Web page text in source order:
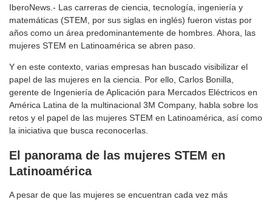
IberoNews.- Las carreras de ciencia, tecnología, ingeniería y
matemáticas (STEM, por sus siglas en inglés) fueron vistas por
años como un área predominantemente de hombres. Ahora, las
mujeres STEM en Latinoamérica se abren paso.
Y en este contexto, varias empresas han buscado visibilizar el
papel de las mujeres en la ciencia. Por ello, Carlos Bonilla,
gerente de Ingeniería de Aplicación para Mercados Eléctricos en
América Latina de la multinacional 3M Company, habla sobre los
retos y el papel de las mujeres STEM en Latinoamérica, así como
la iniciativa que busca reconocerlas.
El panorama de las mujeres STEM en
Latinoamérica
A pesar de que las mujeres se encuentran cada vez más